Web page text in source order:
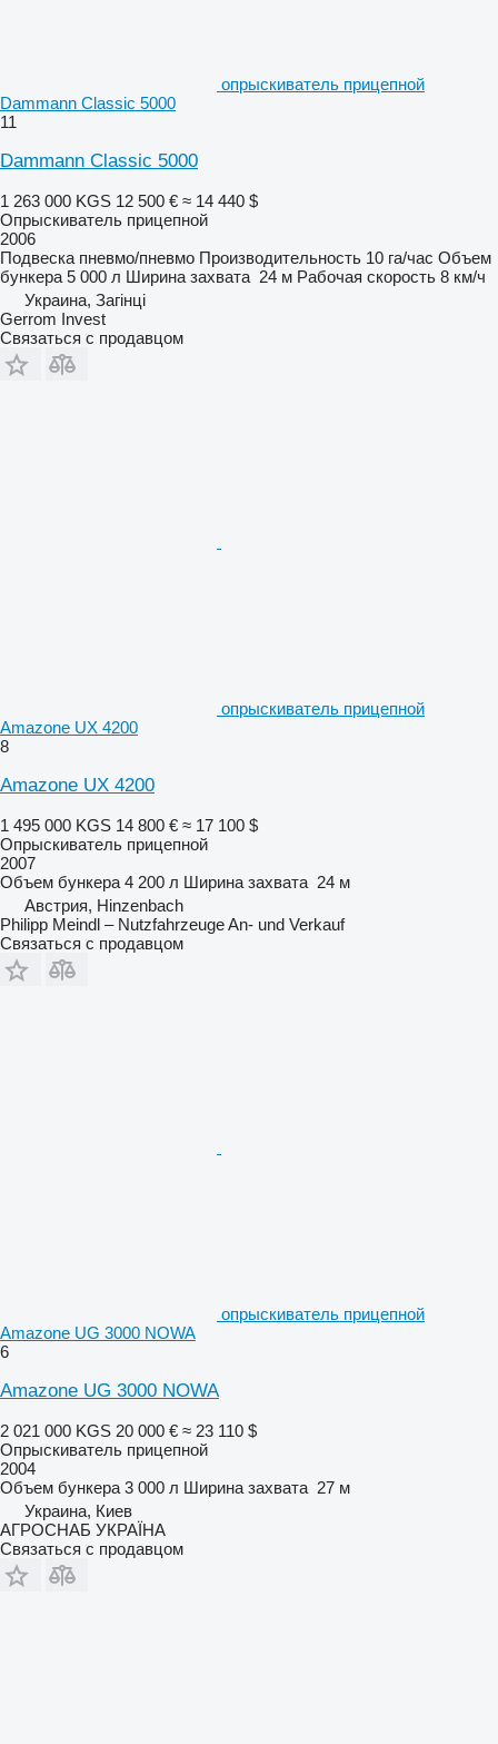
опрыскиватель прицепной
Dammann Classic 5000
11
Dammann Classic 5000
1 263 000 KGS 12 500 € ≈ 14 440 $
Опрыскиватель прицепной
2006
Подвеска пневмо/пневмо Производительность 10 га/час Объем
бункера 5 000 л Ширина захвата 24 м Рабочая скорость 8 км/ч
Украина, Загінці
Gerrom Invest
Связаться с продавцом
опрыскиватель прицепной
Amazone UX 4200
8
Amazone UX 4200
1 495 000 KGS 14 800 € ≈ 17 100 $
Опрыскиватель прицепной
2007
Объем бункера 4 200 л Ширина захвата 24 м
Австрия, Hinzenbach
Philipp Meindl – Nutzfahrzeuge An- und Verkauf
Связаться с продавцом
опрыскиватель прицепной
Amazone UG 3000 NOWA
6
Amazone UG 3000 NOWA
2 021 000 KGS 20 000 € ≈ 23 110 $
Опрыскиватель прицепной
2004
Объем бункера 3 000 л Ширина захвата 27 м
Украина, Киев
АГРОСНАБ УКРАЇНА
Связаться с продавцом